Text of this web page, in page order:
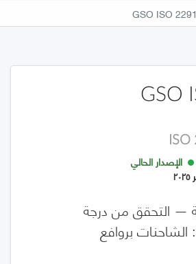
GSO ISO
GSO
الإصدار الحالي
— التحقق من درجة
الثبات — الجزء 16: الشاحنات بروافع